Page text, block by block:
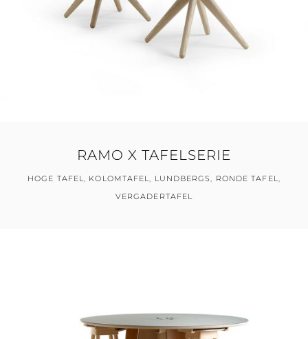
RAMO X TAFELSERIE
HOGE TAFEL, KOLOMTAFEL, LUNDBERGS, RONDE TAFEL,
VERGADERTAFEL